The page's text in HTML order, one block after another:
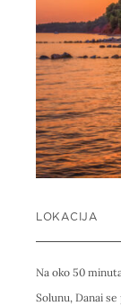
LOKACIJA
Na oko 50
Solunu, Danai